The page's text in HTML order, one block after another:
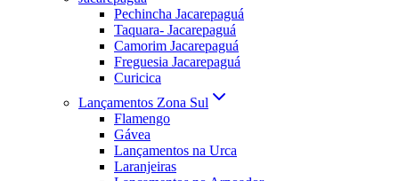
Pechincha Jacarepaguá
Taquara- Jacarepaguá
Camorim Jacarepaguá
Freguesia Jacarepaguá
Curicica
Lançamentos Zona Sul
Flamengo
Gávea
Lançamentos na Urca
Laranjeiras